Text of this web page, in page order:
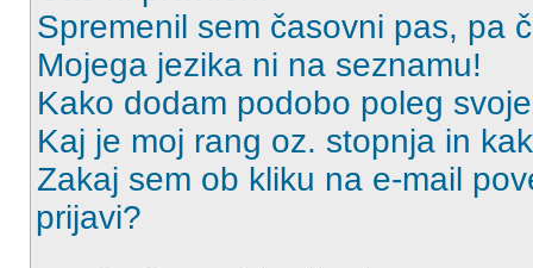
Spremenil sem časovni pas, pa
Mojega jezika ni na seznamu!
Kako dodam podobo poleg
Kaj je moj rang oz. stopnja in
Zakaj sem ob kliku na e-mail
prijavi?